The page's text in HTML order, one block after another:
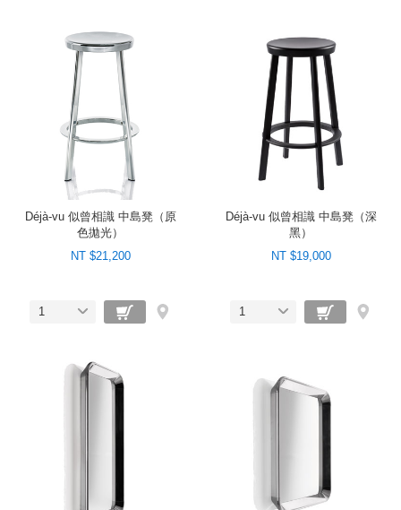
Déjà-vu 似曾相識 中島凳（原
色拋光）
NT $21,200
1
Déjà-vu 似曾相識 中島凳（深
黑）
NT $19,000
1